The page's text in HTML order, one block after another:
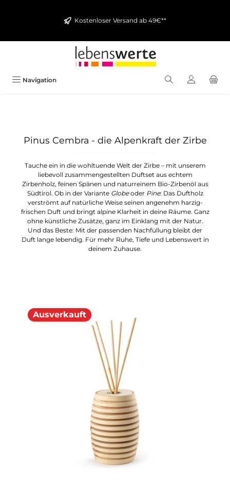
Kostenloser Versand ab 49€**
Navigation
Pinus Cembra - die Alpenkraft der Zirbe
Tauche ein in die wohltuende Welt der Zirbe – mit unserem
liebevoll zusammengestellten Duftset aus echtem
Zirbenholz, feinen Spänen und naturreinem Bio-Zirbenöl aus
Südtirol. Ob in der Variante Globeoder Pine: Das Duftholz
verströmt auf natürliche Weise seinen angenehm harzig-
frischen Duft und bringt alpine Klarheit in deine Räume. Ganz
ohne künstliche Zusätze, ganz im Einklang mit der Natur.
Und das Beste: Mit der passenden Nachfüllung bleibt der
Duft lange lebendig. Für mehr Ruhe, Tiefe und Lebenswert in
deinem Zuhause.
Ausverkauft